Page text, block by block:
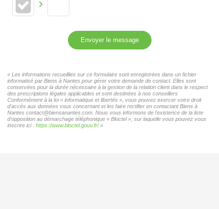
Envoyer le message
« Les informations recueillies sur ce formulaire sont enregistrées dans un fichier
informatisé par Biens à Nantes pour gérer votre demande de contact. Elles sont
conservées pour la durée nécessaire à la gestion de la relation client dans le respect
des prescriptions légales applicables et sont destinées à nos conseillers
Conformément à la loi « informatique et libertés », vous pouvez exercer votre droit
d'accès aux données vous concernant et les faire rectifier en contactant Biens à
Nantes contact@biensanantes.com. Nous vous informons de l'existence de la liste
d'opposition au démarchage téléphonique « Bloctel », sur laquelle vous pouvez vous
inscrire ici : https://www.bloctel.gouv.fr/»